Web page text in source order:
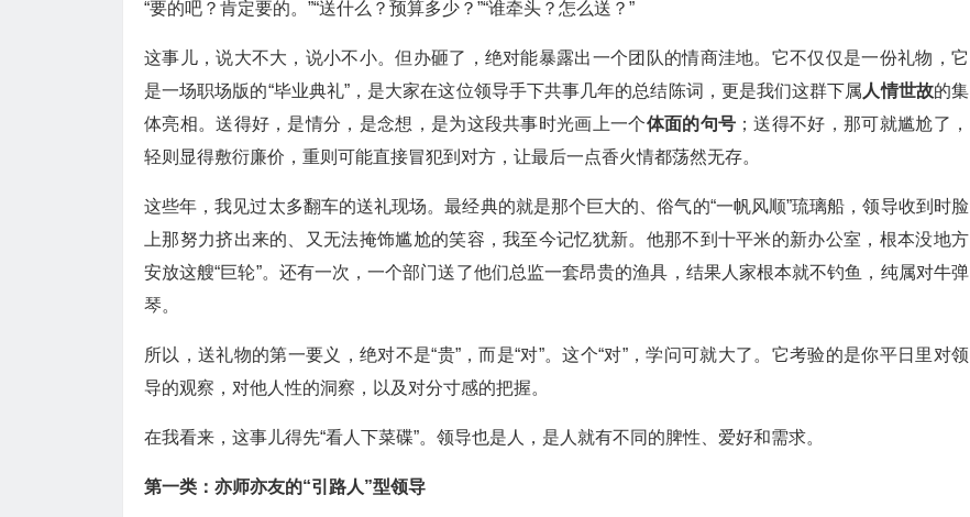
“要的吧？肯定要的。”“送什么？预算多少？”“谁牵头？怎么送？”
这事儿，说大不大，说小不小。但办砸了，绝对能暴露出一个团队的情商洼地。它不仅仅是一份礼物，它
是一场职场版的“毕业典礼”，是大家在这位领导手下共事几年的总结陈词，更是我们这群下属 人情世故的集
体亮相。送得好，是情分，是念想，是为这段共事时光画上一个体面的句号 ；送得不好，那可就尴尬了，
轻则显得敷衍廉价，重则可能直接冒犯到对方，让最后一点香火情都荡然无存。
这些年，我见过太多翻车的送礼现场。最经典的就是那个巨大的、俗气的“一帆风顺”琉璃船，领导收到时脸
上那努力挤出来的、又无法掩饰尴尬的笑容，我至今记忆犹新。他那不到十平米的新办公室，根本没地方
安放这艘“巨轮”。还有一次，一个部门送了他们总监一套昂贵的渔具，结果人家根本就不钓鱼，纯属对牛弹
琴。
所以，送礼物的第一要义，绝对不是“贵”，而是“对”。这个“对”，学问可就大了。它考验的是你平日里对领
导的观察，对他人性的洞察，以及对分寸感的把握。
在我看来，这事儿得先“看人下菜碟”。领导也是人，是人就有不同的脾性、爱好和需求。
第一类：亦师亦友的“引路人”型领导